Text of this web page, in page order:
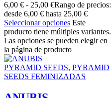
6,00 € - 25,00 €Rango de precios:
desde 6,00 € hasta 25,00 €
Seleccionar opciones Este
producto tiene múltiples variantes.
Las opciones se pueden elegir en
la página de producto
PYRAMID SEEDS, PYRAMID
SEEDS FEMINIZADAS